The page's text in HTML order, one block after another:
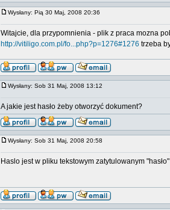
Wysłany: Pią 30 Maj, 2008 20:36
Witajcie, dla przypomnienia - plik z praca mozna
http://vitiligo.com.pl/fo...php?p=1276#1276 trzeba
Wysłany: Sob 31 Maj, 2008 13:12
A jakie jest hasło żeby otworzyć dokument?
Wysłany: Sob 31 Maj, 2008 20:58
Haslo jest w pliku tekstowym zatytulowanym